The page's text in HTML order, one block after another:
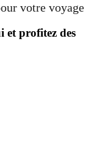
votre voyage
et profitez des